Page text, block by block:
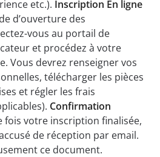
etc.). Inscription En ligne
d’ouverture des
vous au portail de
et procédez à votre
Vous devrez renseigner vos
télécharger les pièces
et régler les frais
Confirmation
fois votre inscription finalisée,
de réception par email.
ce document.